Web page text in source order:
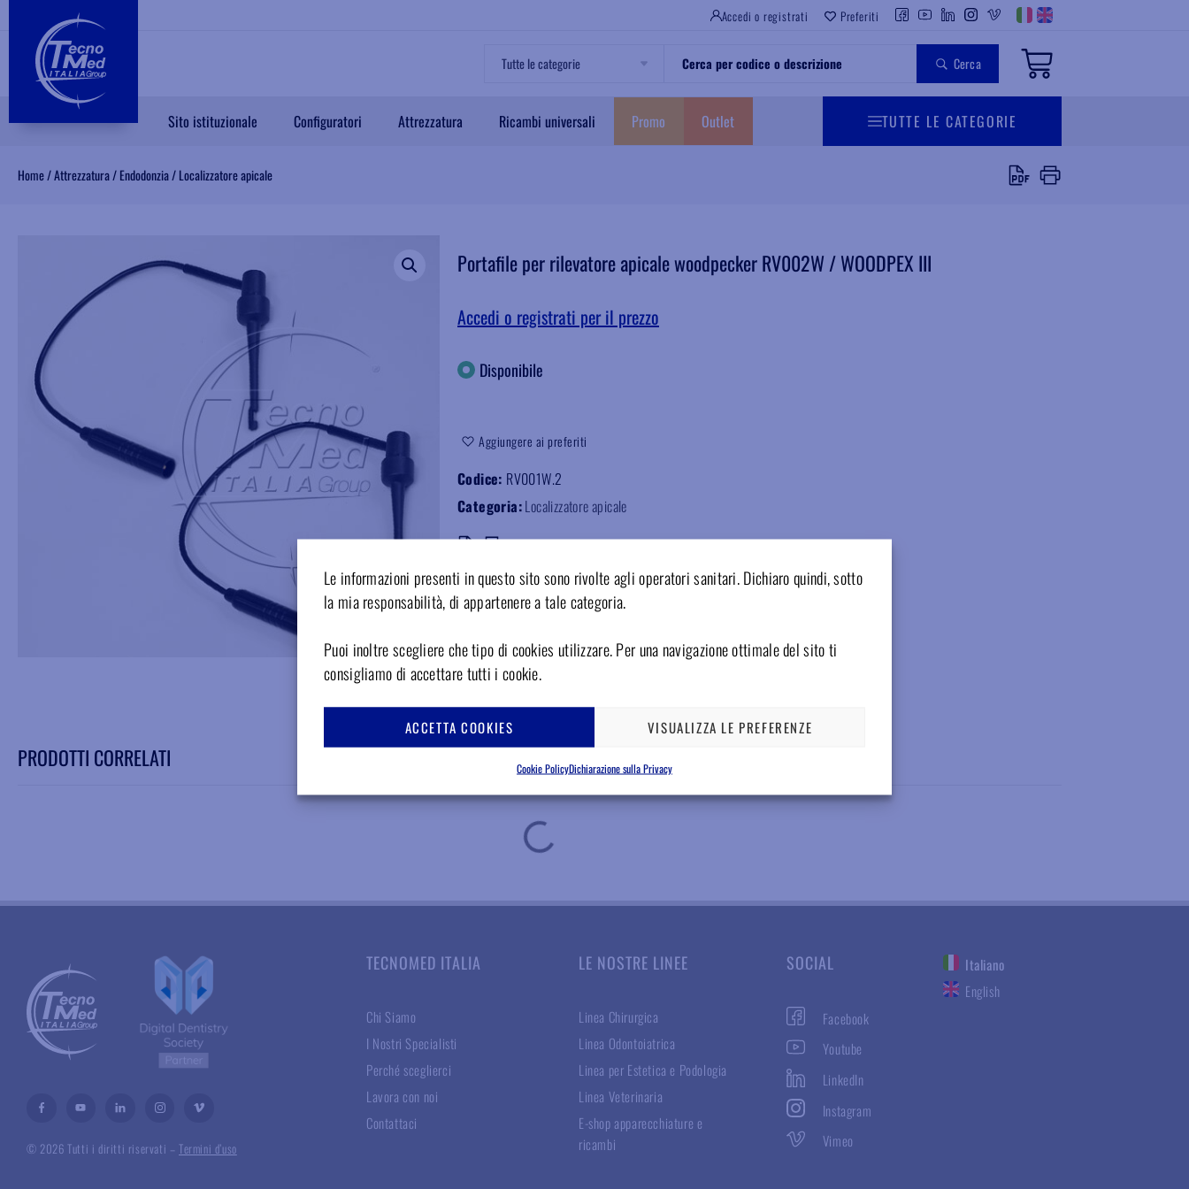
Le informazioni presenti in questo sito sono rivolte agli operatori sanitari. Dichiaro quindi, sotto
la mia responsabilità, di appartenere a tale categoria.
Puoi inoltre scegliere che tipo di cookies utilizzare. Per una navigazione ottimale del sito ti
consigliamo di accettare tutti i cookie.
ACCETTA COOKIES VISUALIZZA LE PREFERENZE
Cookie PolicyDichiarazione sulla Privacy
Accedi o registrati Preferiti
Cerca
Sito istituzionale Configuratori Attrezzatura Ricambi universali Promo Outlet TUTTE LE CATEGORIE
Home/Attrezzatura/ Endodonzia/ Localizzatore apicale
Portafile per rilevatore apicale woodpecker RV002W / WOODPEX III
Accedi o registrati per il prezzo
Disponibile
Aggiungere ai preferiti
Codice: RV001W.2
Categoria:Localizzatore apicale
PRODOTTI CORRELATI
© 2026 Tutti i diritti riservati – Termini d’uso
TECNOMED ITALIA
Chi Siamo
I Nostri Specialisti
Perché sceglierci
Lavora con noi
Contattaci
LE NOSTRE LINEE
Linea Chirurgica
Linea Odontoiatrica
Linea per Estetica e Podologia
Linea Veterinaria
E-shop apparecchiature e
ricambi
SOCIAL
Facebook
Youtube
LinkedIn
Instagram
Vimeo
Italiano
English